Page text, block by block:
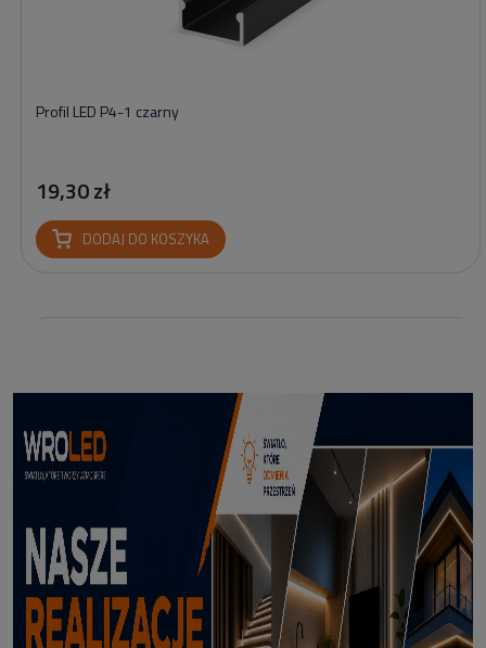
Profil LED P4-1 czarny
19,30 zł
DODAJ DO KOSZYKA
Profil led podtynkowy GK18-3 czarny 3m